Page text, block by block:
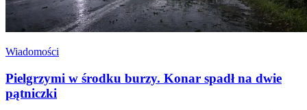
Wiadomości
Pielgrzymi w środku burzy. Konar spadł na dwie
pątniczki